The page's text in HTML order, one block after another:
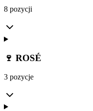
8 pozycji
🍷 ROSÉ
3 pozycje